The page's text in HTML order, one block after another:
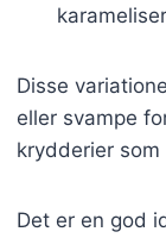
Disse
eller svampe
krydderier
Det er en god